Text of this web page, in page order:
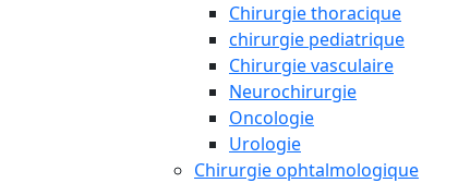
Chirurgie thoracique
chirurgie pediatrique
Chirurgie vasculaire
Neurochirurgie
Oncologie
Urologie
Chirurgie ophtalmologique